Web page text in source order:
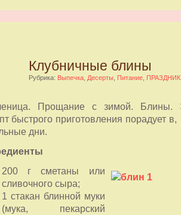
Клубничные блины
Рубрика: Выпечка, Десерты, Питание, ПРАЗДНИК
Прощание с зимой. Блины.
быстрого приготовления порадует
дни.
200 г сметаны или
сливочного сыра;
1 стакан блинной муки
(мука, пекарский